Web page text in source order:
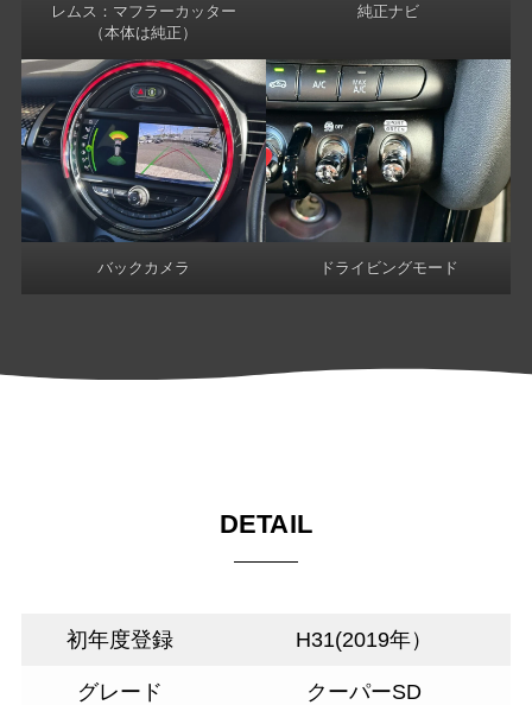
レムス：マフラーカッター
（本体は純正）
純正ナビ
バックカメラ ドライビングモード
DETAIL
初年度登録 H31(2019年）
グレード クーパーSD